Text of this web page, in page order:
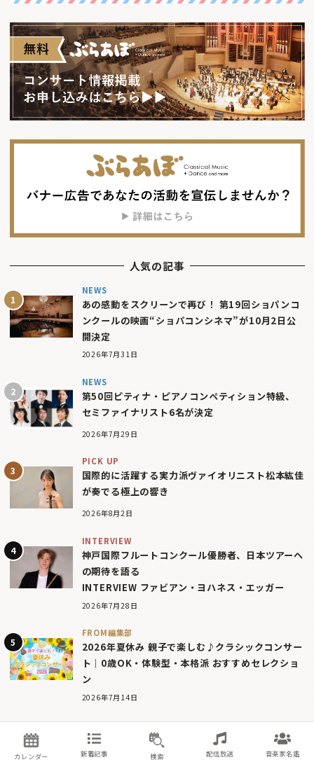
人気の記事
NEWS
あの感動をスクリーンで再び！ 第19回ショパンコ
ンクールの映画“ショパコンシネマ”が10月2日公
開決定
2026年7月31日
NEWS
第50回ピティナ・ピアノコンペティション特級、
セミファイナリスト6名が決定
2026年7月29日
PICK UP
国際的に活躍する実力派ヴァイオリニスト松本紘佳
が奏でる極上の響き
2026年8月2日
INTERVIEW
神戸国際フルートコンクール優勝者、日本ツアーへ
の期待を語る
INTERVIEW ファビアン・ヨハネス・エッガー
2026年7月28日
FROM編集部
2026年夏休み 親子で楽しむ♪クラシックコンサー
ト｜0歳OK・体験型・本格派 おすすめセレクショ
ン
2026年7月14日
カレンダー 新着記事 検索 配信放送 音楽家名鑑